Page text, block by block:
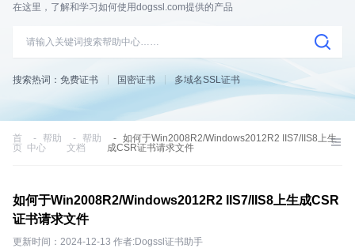
在这里，了解和学习如何使用dogssl.com提供的产品
搜索热词： 免费证书 国密证书 多域名SSL证书
首
页
帮助
中心
帮助
文档
如何于Win2008R2/Windows2012R2 IIS7/IIS8上生
成CSR证书请求文件
如何于Win2008R2/Windows2012R2 IIS7/IIS8上生成CSR
证书请求文件
更新时间：2024-12-13 作者:Dogssl证书助手